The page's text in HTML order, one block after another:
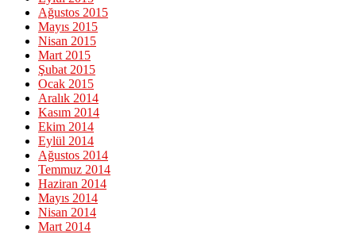
Ağustos 2015
Mayıs 2015
Nisan 2015
Mart 2015
Şubat 2015
Ocak 2015
Aralık 2014
Kasım 2014
Ekim 2014
Eylül 2014
Ağustos 2014
Temmuz 2014
Haziran 2014
Mayıs 2014
Nisan 2014
Mart 2014